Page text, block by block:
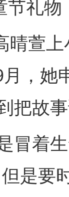
节礼
萱上
，她
把故
着生
是要